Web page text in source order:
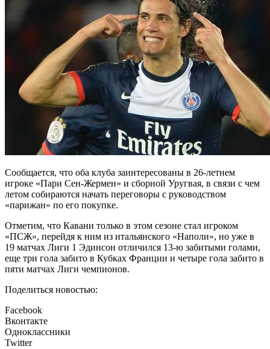
Сообщается, что оба клуба заинтересованы в 26-летнем
игроке «Пари Сен-Жермен» и сборной Уругвая, в связи с чем
летом собираются начать переговоры с руководством
«парижан» по его покупке.
Отметим, что Кавани только в этом сезоне стал игроком
«ПСЖ», перейдя к ним из итальянского «Наполи», но уже в
19 матчах Лиги 1 Эдинсон отличился 13-ю забитыми голами,
еще три гола забито в Кубках Франции и четыре гола забито в
пяти матчах Лиги чемпионов.
Поделиться новостью:
Facebook
Вконтакте
Одноклассники
Twitter